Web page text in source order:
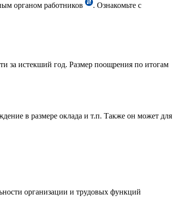
органом работников
. Ознакомьте с
за истекший год. Размер поощрения по итогам
в размере оклада и т.п. Также он может для
организации и трудовых функций